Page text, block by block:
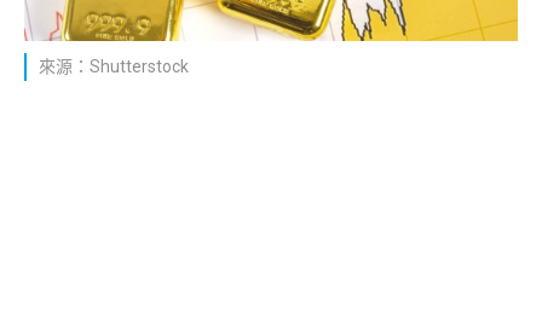
來源：Shutterstock